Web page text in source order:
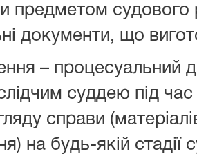
предметом судового
документи, що
– процесуальний
суддею під
справи
на будь-якій стадії